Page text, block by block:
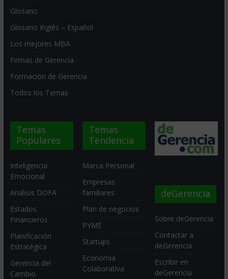
Glosario
Glosario Inglés – Español
Los mejores MBA
Firmas de Gerencia
Formación de Gerencia
Todos los Temas
Temas
Populares
Inteligencia
Emocional
Análisis DOFA
Estados
Financieros
Planificación
Estratégica
Gerencia del
Cambio
Temas
Tendencia
Marca Personal
Empresas
familiares
Plan de negocios
PYME
Startups
Economia
Colaborativa
deGerencia
Sobre deGerencia
Contactar a
deGerencia
Escribir en
deGerencia